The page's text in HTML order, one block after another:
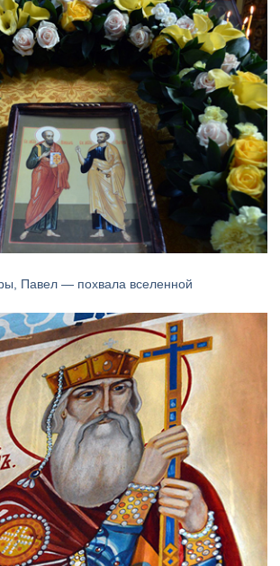
Павел — похвала вселенной